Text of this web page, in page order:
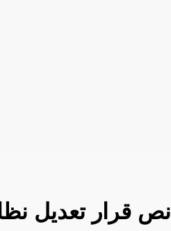
نص قرار تعديل نظام